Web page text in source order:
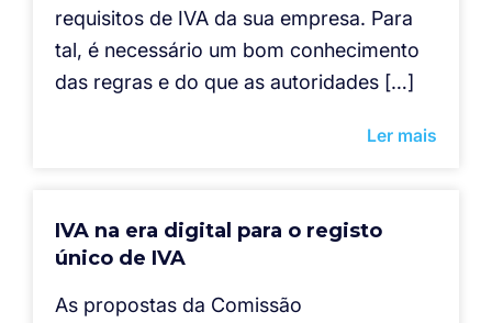
requisitos de IVA da sua empresa. Para
tal, é necessário um bom conhecimento
das regras e do que as autoridades […]
Ler mais
IVA na era digital para o registo
único de IVA
As propostas da Comissão